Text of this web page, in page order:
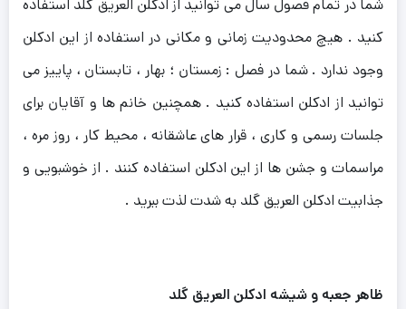
شما در تمام فصول سال می توانید از ادکلن العریق گلد استفاده
کنید . هیچ محدودیت زمانی و مکانی در استفاده از این ادکلن
وجود ندارد . شما در فصل : زمستان ؛ بهار ، تابستان ، پاییز می
توانید از ادکلن استفاده کنید . همچنین خانم ها و آقایان برای
جلسات رسمی و کاری ، قرار های عاشقانه ، محیط کار ، روز مره ،
مراسمات و جشن ها از این ادکلن استفاده کنند . از خوشبویی و
جذابیت ادکلن العریق گلد به شدت لذت ببرید .
ظاهر جعبه و شیشه ادکلن العریق گلد